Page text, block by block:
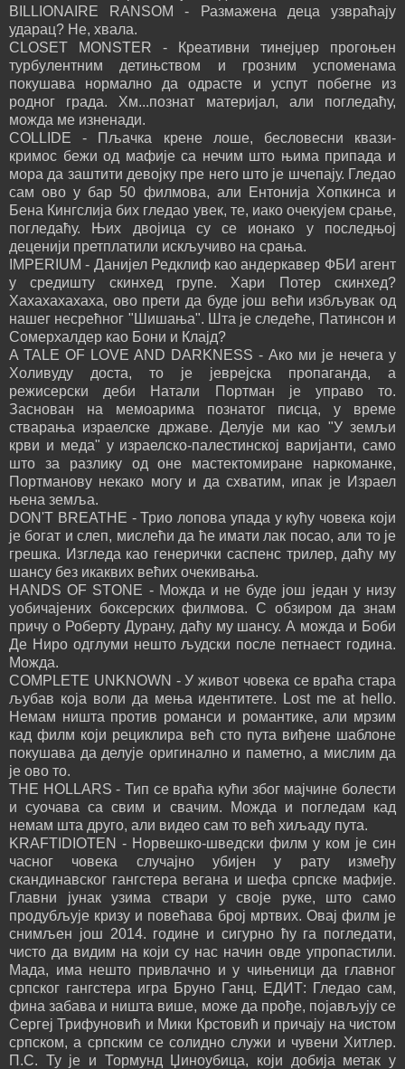
BILLIONAIRE RANSOM - Размажена деца узвраћају
ударац? Не, хвала.
CLOSET MONSTER - Креативни тинејџер прогоњен
турбулентним детињством и грозним успоменама
покушава нормално да одрасте и успут побегне из
родног града. Хм...познат материјал, али погледаћу,
можда ме изненади.
COLLIDE - Пљачка крене лоше, бесловесни квази-
кримос бежи од мафије са нечим што њима припада и
мора да заштити девојку пре него што је шчепају. Гледао
сам ово у бар 50 филмова, али Ентонија Хопкинса и
Бена Кингслија бих гледао увек, те, иако очекујем срање,
погледаћу. Њих двојица су се ионако у последњој
деценији претплатили искључиво на срања.
IMPERIUM - Данијел Редклиф као андеркавер ФБИ агент
у средишту скинхед групе. Хари Потер скинхед?
Хахахахахаха, ово прети да буде још већи избљувак од
нашег несрећног "Шишања". Шта је следеће, Патинсон и
Сомерхалдер као Бони и Клајд?
A TALE OF LOVE AND DARKNESS - Ако ми је нечега у
Холивуду доста, то је јеврејска пропаганда, а
режисерски деби Натали Портман је управо то.
Заснован на мемоарима познатог писца, у време
стварања израелске државе. Делује ми као "У земљи
крви и меда" у израелско-палестинској варијанти, само
што за разлику од оне мастектомиране наркоманке,
Портманову некако могу и да схватим, ипак је Израел
њена земља.
DON'T BREATHE - Трио лопова упада у кућу човека који
је богат и слеп, мислећи да ће имати лак посао, али то је
грешка. Изгледа као генерички саспенс трилер, даћу му
шансу без икаквих већих очекивања.
HANDS OF STONE - Можда и не буде још један у низу
уобичајених боксерских филмова. С обзиром да знам
причу о Роберту Дурану, даћу му шансу. А можда и Боби
Де Ниро одглуми нешто људски после петнаест година.
Можда.
COMPLETE UNKNOWN - У живот човека се враћа стара
љубав која воли да мења идентитете. Lost me at hello.
Немам ништа против романси и романтике, али мрзим
кад филм који рециклира већ сто пута виђене шаблоне
покушава да делује оригинално и паметно, а мислим да
је ово то.
THE HOLLARS - Тип се враћа кући због мајчине болести
и суочава са свим и свачим. Можда и погледам кад
немам шта друго, али видео сам то већ хиљаду пута.
KRAFTIDIOTEN - Норвешко-шведски филм у ком је син
часног човека случајно убијен у рату између
скандинавског гангстера вегана и шефа српске мафије.
Главни јунак узима ствари у своје руке, што само
продубљује кризу и повећава број мртвих. Овај филм је
снимљен још 2014. године и сигурно ћу га погледати,
чисто да видим на који су нас начин овде упропастили.
Мада, има нешто привлачно и у чињеници да главног
српског гангстера игра Бруно Ганц. ЕДИТ: Гледао сам,
фина забава и ништа више, може да прође, појављују се
Сергеј Трифуновић и Мики Крстовић и причају на чистом
српском, а српским се солидно служи и чувени Хитлер.
П.С. Ту је и Тормунд Џиноубица, који добија метак у